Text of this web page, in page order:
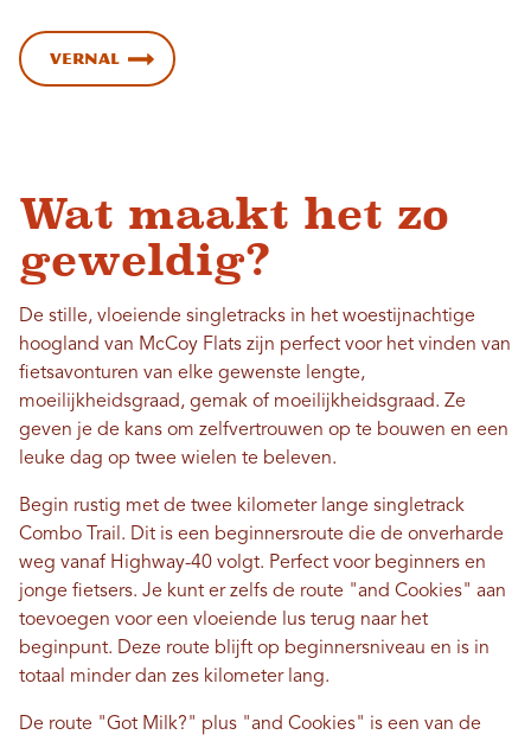
Vernal
Wat maakt het zo
geweldig?
De stille, vloeiende singletracks in het woestijnachtige
hoogland van McCoy Flats zijn perfect voor het vinden van
fietsavonturen van elke gewenste lengte,
moeilijkheidsgraad, gemak of moeilijkheidsgraad. Ze
geven je de kans om zelfvertrouwen op te bouwen en een
leuke dag op twee wielen te beleven.
Begin rustig met de twee kilometer lange singletrack
Combo Trail. Dit is een beginnersroute die de onverharde
weg vanaf Highway-40 volgt. Perfect voor beginners en
jonge fietsers. Je kunt er zelfs de route "and Cookies" aan
toevoegen voor een vloeiende lus terug naar het
beginpunt. Deze route blijft op beginnersniveau en is in
totaal minder dan zes kilometer lang.
De route "Got Milk?" plus "and Cookies" is een van de